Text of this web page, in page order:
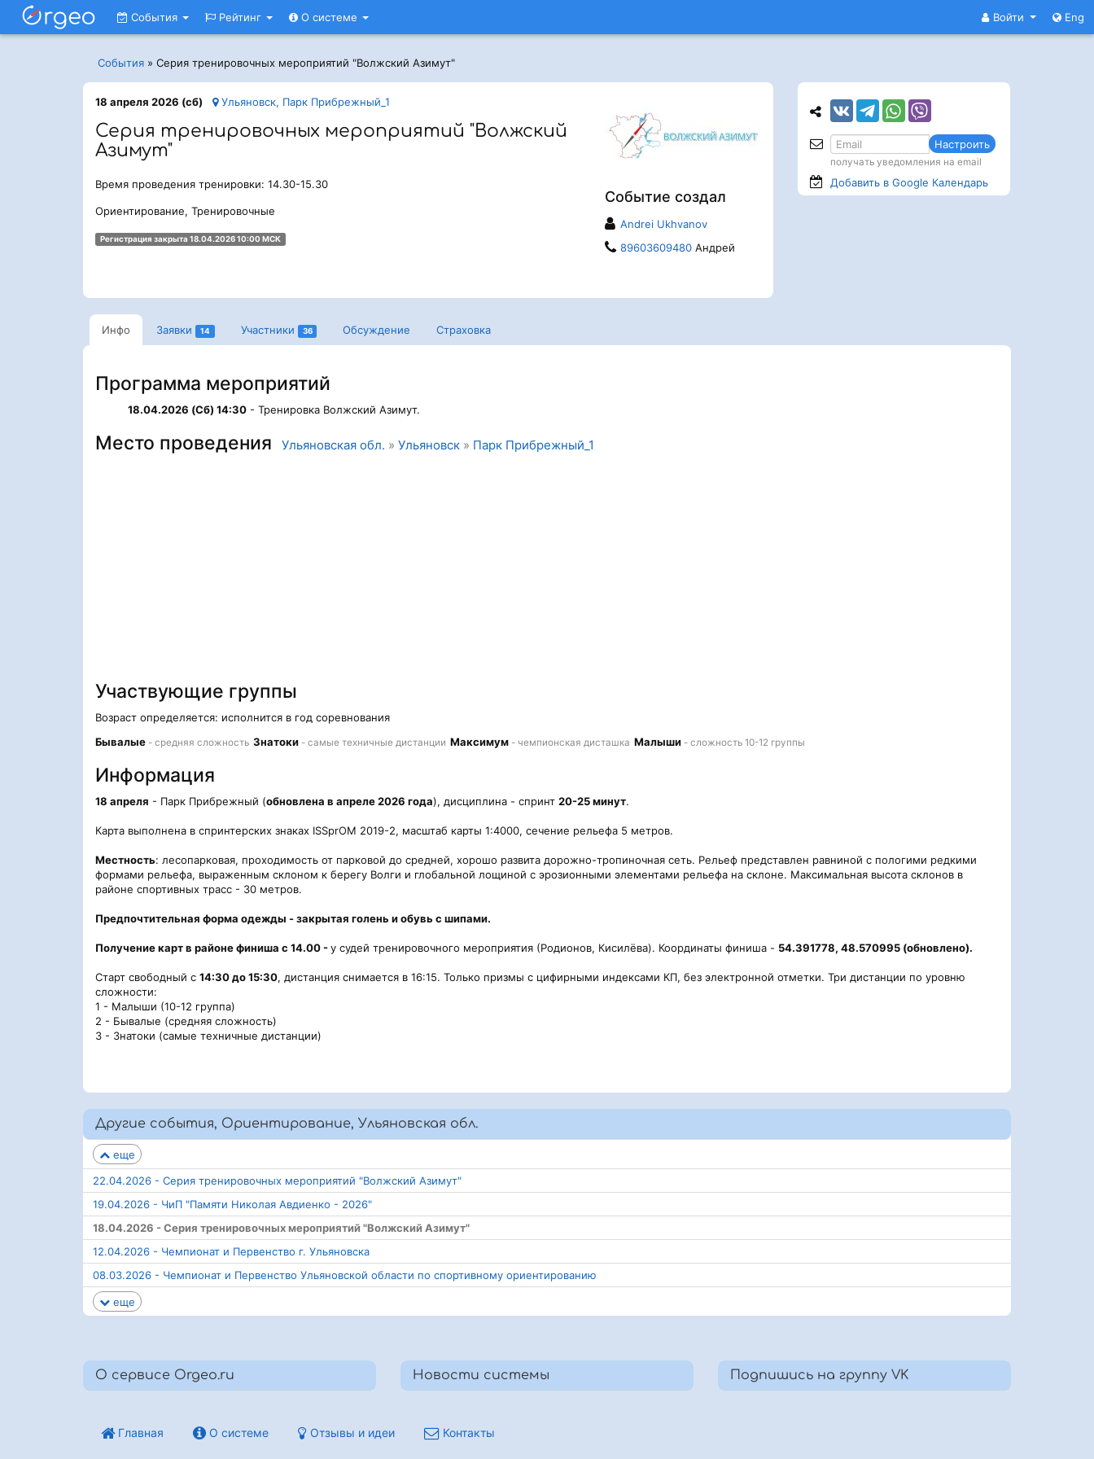
Войти Eng
События Рейтинг О системе
События » Серия тренировочных мероприятий "Волжский Азимут"
Событие создал
Andrei Ukhvanov
89603609480Андрей
18 апреля 2026 (сб) Ульяновск, Парк Прибрежный_1
Серия тренировочных мероприятий "Волжский
Азимут"
Время проведения тренировки: 14.30-15.30
Ориентирование, Тренировочные
Регистрация закрыта 18.04.2026 10:00 МСК
Инфо Заявки 14 Участники 36 Обсуждение Страховка
Программа мероприятий
18.04.2026 (Сб) 14:30 - Тренировка Волжский Азимут.
Место проведения Ульяновская обл. » Ульяновск » Парк Прибрежный_1
Участвующие группы
Возраст определяется: исполнится в год соревнования
Бывалые - средняя сложность Знатоки - самые техничные дистанции Максимум - чемпионская дисташка Малыши - сложность 10-12 группы
Информация
18 апреля - Парк Прибрежный (обновлена в апреле 2026 года), дисциплина - спринт 20-25 минут.
Карта выполнена в спринтерских знаках ISSprOM 2019-2, масштаб карты 1:4000, сечение рельефа 5 метров.
Местность: лесопарковая, проходимость от парковой до средней, хорошо развита дорожно-тропиночная сеть. Рельеф представлен равниной с пологими редкими
формами рельефа, выраженным склоном к берегу Волги и глобальной лощиной с эрозионными элементами рельефа на склоне. Максимальная высота склонов в
районе спортивных трасс - 30 метров.
Предпочтительная форма одежды - закрытая голень и обувь с шипами.
Получение карт в районе финиша с 14.00 -у судей тренировочного мероприятия (Родионов, Кисилёва). Координаты финиша - 54.391778, 48.570995 (обновлено).
Старт свободный с 14:30 до 15:30, дистанция снимается в 16:15. Только призмы с цифирными индексами КП, без электронной отметки. Три дистанции по уровню
сложности:
1 - Малыши (10-12 группа)
2 - Бывалые (средняя сложность)
3 - Знатоки (самые техничные дистанции)
Другие события, Ориентирование, Ульяновская обл.
еще
22.04.2026 - Серия тренировочных мероприятий "Волжский Азимут"
19.04.2026 - ЧиП "Памяти Николая Авдиенко - 2026"
18.04.2026 - Серия тренировочных мероприятий "Волжский Азимут"
12.04.2026 - Чемпионат и Первенство г. Ульяновска
08.03.2026 - Чемпионат и Первенство Ульяновской области по спортивному ориентированию
еще
Настроить
получать уведомления на email
Добавить в Google Календарь
О сервисе Orgeo.ru Новости системы Подпишись на группу VK
Главная О системе Отзывы и идеи Контакты